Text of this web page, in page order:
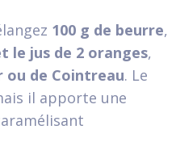
100 g de beurre,
le jus de 2 oranges,
ou de Cointreau. Le
il apporte une